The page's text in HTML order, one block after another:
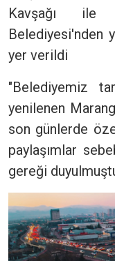
Kavşağı ile
Belediyesi'nden
yer verildi
"Belediyemiz
yenilenen
son günlerde
paylaşımlar
gereği